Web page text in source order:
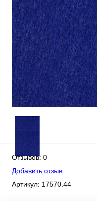
Отзывов: 0
Добавить отзыв
Артикул: 17570.44